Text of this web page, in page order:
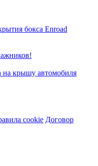
бокса Enroad
на крышу автомобиля
cookie Договор